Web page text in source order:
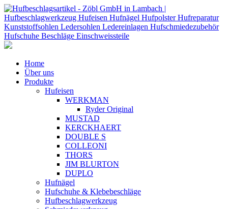
Home
Über uns
Produkte
Hufeisen
WERKMAN
Ryder Original
MUSTAD
KERCKHAERT
DOUBLE S
COLLEONI
THORS
JIM BLURTON
DUPLO
Hufnägel
Hufschuhe & Klebebeschläge
Hufbeschlagwerkzeug